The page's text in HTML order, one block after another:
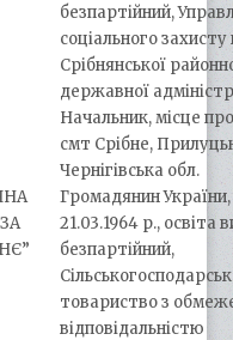
безпартійний,
соціального
Срібнянської
державної
Начальник, місце
смт Срібне,
Чернігівська обл.
Громадянин
21.03.1964 р., освіта
безпартійний,
товариство з
відповідальністю